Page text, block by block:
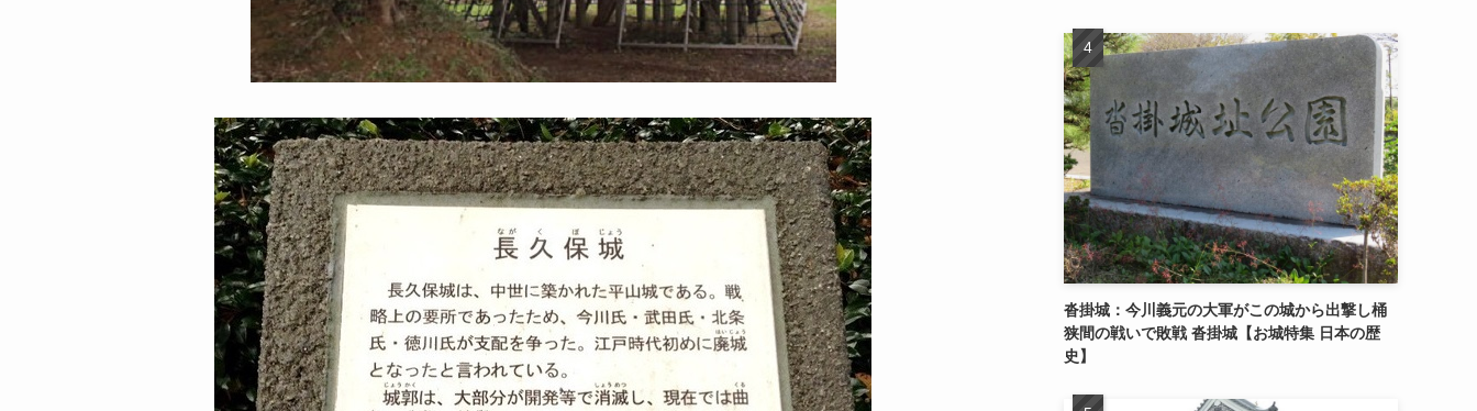
沓掛城：今川義元の大軍がこの城から出撃し桶
狭間の戦いで敗戦 沓掛城【お城特集 日本の歴
史】